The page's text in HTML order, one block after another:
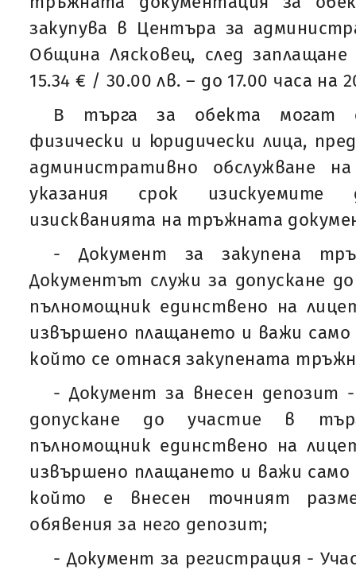
закупува в Центъра за
Община Лясковец, след
15.34 € / 30.00 лв. – до 17.00 часа на
В търга за обекта могат
физически и юридически лица,
административно обслужване
указания срок изискуемите
изискванията на тръжната
- Документ за закупена
Документът служи за допускане
пълномощник единствено на
извършено плащането и важи само
който се отнася закупената
- Документ за внесен депозит
допускане до участие в
пълномощник единствено на
извършено плащането и важи само
който е внесен точният
обявения за него депозит;
- Документ за регистрация -